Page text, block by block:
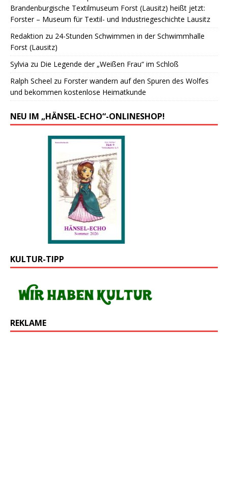
Brandenburgische Textilmuseum Forst (Lausitz) heißt jetzt:
Forster – Museum für Textil- und Industriegeschichte Lausitz
Redaktion zu 24-Stunden Schwimmen in der Schwimmhalle
Forst (Lausitz)
Sylvia zu Die Legende der „Weißen Frau“ im Schloß
Ralph Scheel zu Forster wandern auf den Spuren des Wolfes
und bekommen kostenlose Heimatkunde
NEU IM „HÄNSEL-ECHO“-ONLINESHOP!
KULTUR-TIPP
REKLAME